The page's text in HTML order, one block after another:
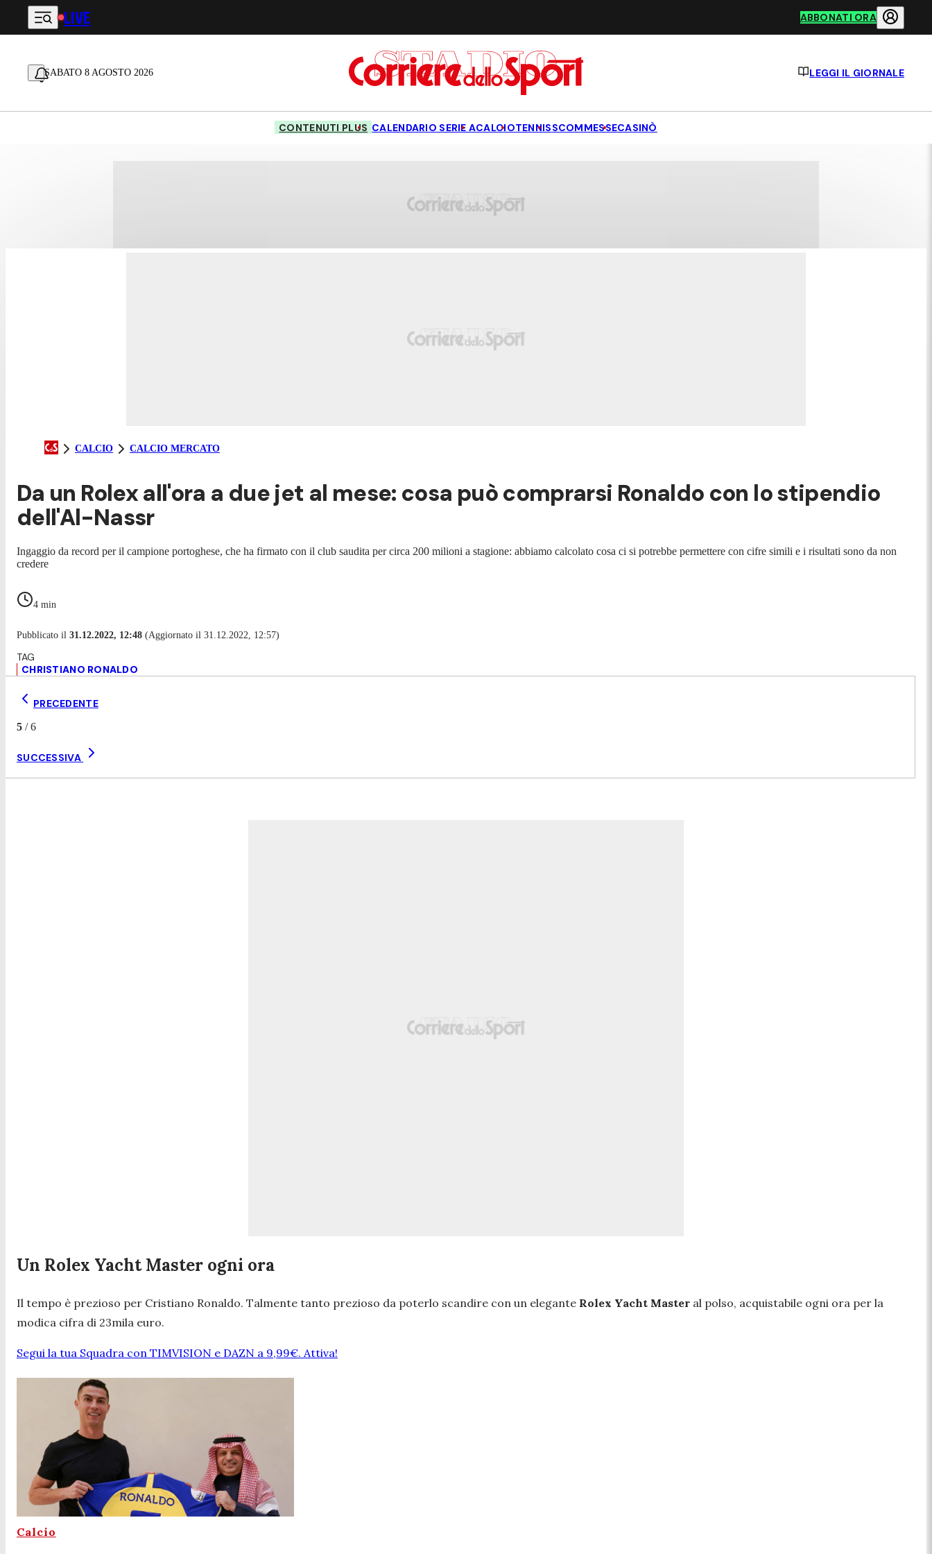
Vai al contenuto principale
LIVE ABBONATI ORA
SABATO 8 AGOSTO 2026 LEGGI IL GIORNALE
CONTENUTI PLUS CALENDARIO SERIE ACALCIOTENNISSCOMMESSECASINÒ
CALCIO CALCIO MERCATO
Da un Rolex all'ora a due jet al mese: cosa può comprarsi Ronaldo con lo stipendio
dell'Al-Nassr
Ingaggio da record per il campione portoghese, che ha firmato con il club saudita per circa 200 milioni a stagione: abbiamo calcolato cosa ci si potrebbe permettere con cifre simili e i risultati sono da non
credere
4 min
Pubblicato il 31.12.2022, 12:48 (Aggiornato il 31.12.2022, 12:57)
CHRISTIANO RONALDO
PRECEDENTE
5 /6
SUCCESSIVA
Un Rolex Yacht Master ogni ora
Il tempo è prezioso per Cristiano Ronaldo. Talmente tanto prezioso da poterlo scandire con un elegante Rolex Yacht Master al polso, acquistabile ogni ora per la
modica cifra di 23mila euro.
Segui la tua Squadra con TIMVISION e DAZN a 9,99€. Attiva!
Calcio